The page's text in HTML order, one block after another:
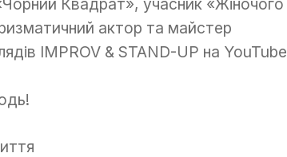
актор та майстер
IMPROV & STAND-UP на YouTube